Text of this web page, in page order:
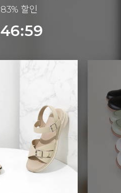
할인